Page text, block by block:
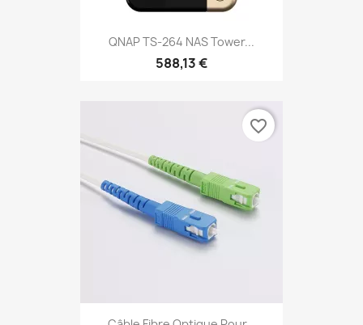
QNAP TS-264 NAS Tower...
588,13 €
favorite_border